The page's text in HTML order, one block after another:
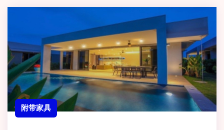
附带家具